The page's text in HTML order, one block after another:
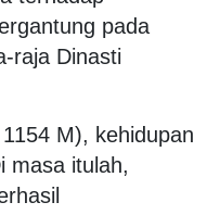
pada
raja Dinasti
M), kehidupan
masa itulah,